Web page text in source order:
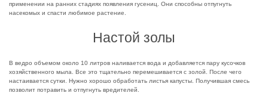
применении на ранних стадиях появления гусениц. Они способны отпугнуть
насекомых и спасти любимое растение.
Настой золы
В ведро объемом около 10 литров наливается вода и добавляется пару кусочков
хозяйственного мыла. Все это тщательно перемешивается с золой. После чего
настаивается сутки. Нужно хорошо обработать листья капусты. Получившая смесь
позволит потравить и отпугнуть вредителей.